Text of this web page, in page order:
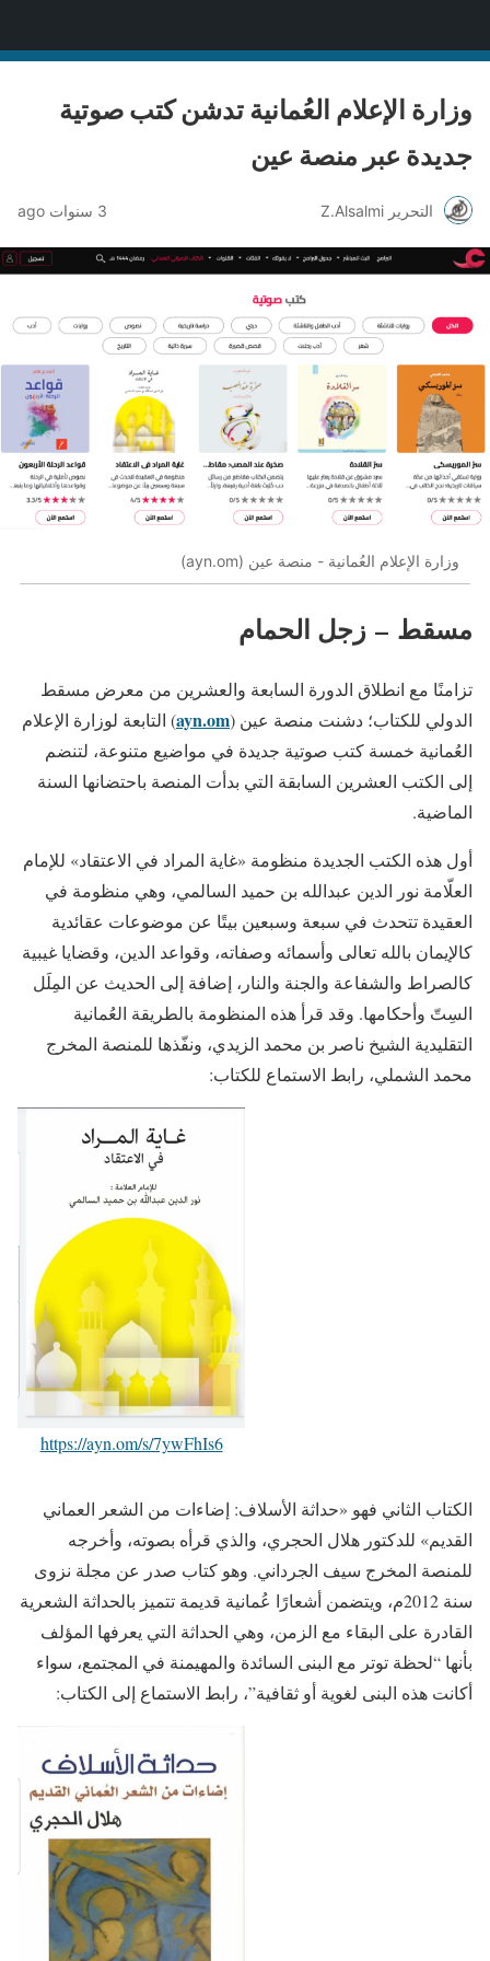
وزارة الإعلام العُمانية تدشن كتب صوتية
جديدة عبر منصة عين
التحرير Z.Alsalmi 3 سنوات ago
وزارة الإعلام العُمانية - منصة عين (ayn.om)
مسقط – زجل الحمام
تزامنًا مع انطلاق الدورة السابعة والعشرين من معرض مسقط
الدولي للكتاب؛ دشنت منصة عين (ayn.om) التابعة لوزارة الإعلام
العُمانية خمسة كتب صوتية جديدة في مواضيع متنوعة، لتنضم
إلى الكتب العشرين السابقة التي بدأت المنصة باحتضانها السنة
الماضية.
أول هذه الكتب الجديدة منظومة «غاية المراد في الاعتقاد» للإمام
العلّامة نور الدين عبدالله بن حميد السالمي، وهي منظومة في
العقيدة تتحدث في سبعة وسبعين بيتًا عن موضوعات عقائدية
كالإيمان بالله تعالى وأسمائه وصفاته، وقواعد الدين، وقضايا غيبية
كالصراط والشفاعة والجنة والنار، إضافة إلى الحديث عن المِلَل
السِتّ وأحكامها. وقد قرأ هذه المنظومة بالطريقة العُمانية
التقليدية الشيخ ناصر بن محمد الزيدي، ونفّذها للمنصة المخرج
محمد الشملي، رابط الاستماع للكتاب:
https://ayn.om/s/7ywFhIs6
الكتاب الثاني فهو «حداثة الأسلاف: إضاءات من الشعر العماني
القديم» للدكتور هلال الحجري، والذي قرأه بصوته، وأخرجه
للمنصة المخرج سيف الجرداني. وهو كتاب صدر عن مجلة نزوى
سنة 2012م، ويتضمن أشعارًا عُمانية قديمة تتميز بالحداثة الشعرية
القادرة على البقاء مع الزمن، وهي الحداثة التي يعرفها المؤلف
بأنها “لحظة توتر مع البنى السائدة والمهيمنة في المجتمع، سواء
أكانت هذه البنى لغوية أو ثقافية”، رابط الاستماع إلى الكتاب: